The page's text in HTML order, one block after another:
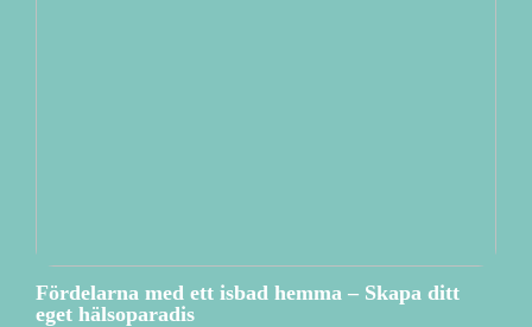
Fördelarna med ett isbad hemma – Skapa ditt
eget hälsoparadis